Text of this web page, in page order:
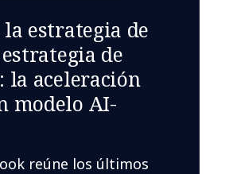
la estrategia de
de
la aceleración
modelo AI-
reúne los últimos